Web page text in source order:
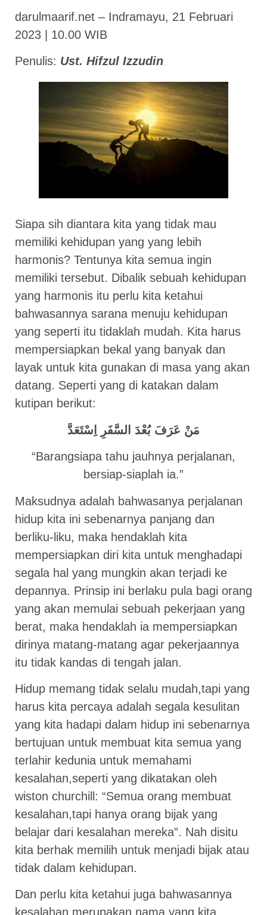
darulmaarif.net – Indramayu, 21 Februari
2023 | 10.00 WIB
Penulis: Ust. Hifzul Izzudin
Siapa sih diantara kita yang tidak mau
memiliki kehidupan yang yang lebih
harmonis? Tentunya kita semua ingin
memiliki tersebut. Dibalik sebuah kehidupan
yang harmonis itu perlu kita ketahui
bahwasannya sarana menuju kehidupan
yang seperti itu tidaklah mudah. Kita harus
mempersiapkan bekal yang banyak dan
layak untuk kita gunakan di masa yang akan
datang. Seperti yang di katakan dalam
kutipan berikut:
مَنْ عَرَفَ بُعْدَ السَّفَرِ اِسْتَعَدَّ
“Barangsiapa tahu jauhnya perjalanan,
bersiap-siaplah ia.”
Maksudnya adalah bahwasanya perjalanan
hidup kita ini sebenarnya panjang dan
berliku-liku, maka hendaklah kita
mempersiapkan diri kita untuk menghadapi
segala hal yang mungkin akan terjadi ke
depannya. Prinsip ini berlaku pula bagi orang
yang akan memulai sebuah pekerjaan yang
berat, maka hendaklah ia mempersiapkan
dirinya matang-matang agar pekerjaannya
itu tidak kandas di tengah jalan.
Hidup memang tidak selalu mudah,tapi yang
harus kita percaya adalah segala kesulitan
yang kita hadapi dalam hidup ini sebenarnya
bertujuan untuk membuat kita semua yang
terlahir kedunia untuk memahami
kesalahan,seperti yang dikatakan oleh
wiston churchill: “Semua orang membuat
kesalahan,tapi hanya orang bijak yang
belajar dari kesalahan mereka”. Nah disitu
kita berhak memilih untuk menjadi bijak atau
tidak dalam kehidupan.
Dan perlu kita ketahui juga bahwasannya
kesalahan merupakan nama yang kita